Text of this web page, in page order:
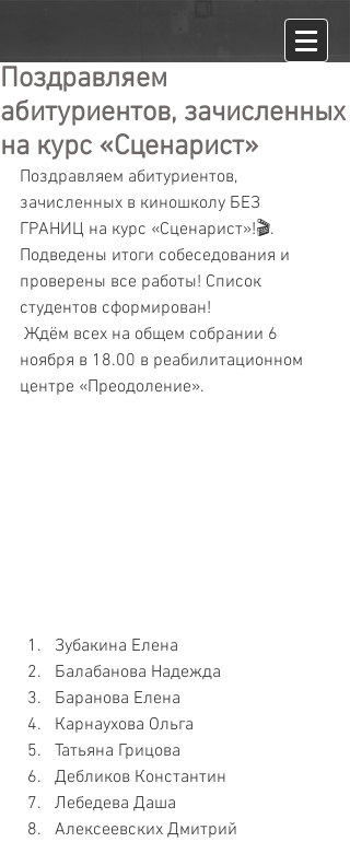
Поздравляем
абитуриентов, зачисленных
на курс «Сценарист»
Поздравляем абитуриентов,
зачисленных в киношколу БЕЗ
ГРАНИЦ на курс «Сценарист»!🎬.
Подведены итоги собеседования и
проверены все работы! Список
студентов сформирован!
ноября в 18.00 в реабилитационном
центре «Преодоление».
Зубакина Елена
Балабанова Надежда
Баранова Елена
Карнаухова Ольга
Татьяна Грицова
Дебликов Константин
Лебедева Даша
Алексеевских Дмитрий